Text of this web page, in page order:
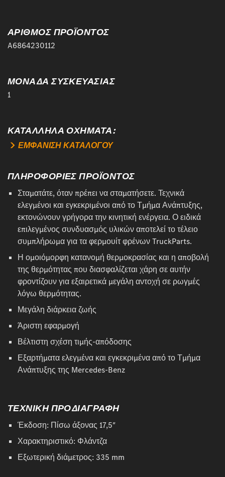
ΑΡΙΘΜΟΣ ΠΡΟΪΟΝΤΟΣ
A6864230112
ΜΟΝΑΔΑ ΣΥΣΚΕΥΑΣΙΑΣ
1
ΚΑΤΆΛΛΗΛΑ ΟΧΉΜΑΤΑ:
ΕΜΦΑΝΙΣΗ ΚΑΤΑΛΟΓΟΥ
ΠΛΗΡΟΦΟΡΙΕΣ ΠΡΟΪΟΝΤΟΣ
Σταματάτε, όταν πρέπει να σταματήσετε. Τεχνικά
ελεγμένοι και εγκεκριμένοι από το Τμήμα Ανάπτυξης,
εκτονώνουν γρήγορα την κινητική ενέργεια. Ο ειδικά
επιλεγμένος συνδυασμός υλικών αποτελεί το τέλειο
συμπλήρωμα για τα φερμουίτ φρένων TruckParts.
Η ομοιόμορφη κατανομή θερμοκρασίας και η αποβολή
της θερμότητας που διασφαλίζεται χάρη σε αυτήν
φροντίζουν για εξαιρετικά μεγάλη αντοχή σε ρωγμές
λόγω θερμότητας.
Μεγάλη διάρκεια ζωής
Άριστη εφαρμογή
Βέλτιστη σχέση τιμής-απόδοσης
Εξαρτήματα ελεγμένα και εγκεκριμένα από το Τμήμα
Ανάπτυξης της Mercedes-Benz
ΤΕΧΝΙΚΗ ΠΡΟΔΙΑΓΡΑΦΗ
Έκδοση: Πίσω άξονας 17,5″
Χαρακτηριστικό: Φλάντζα
Εξωτερική διάμετρος: 335 mm